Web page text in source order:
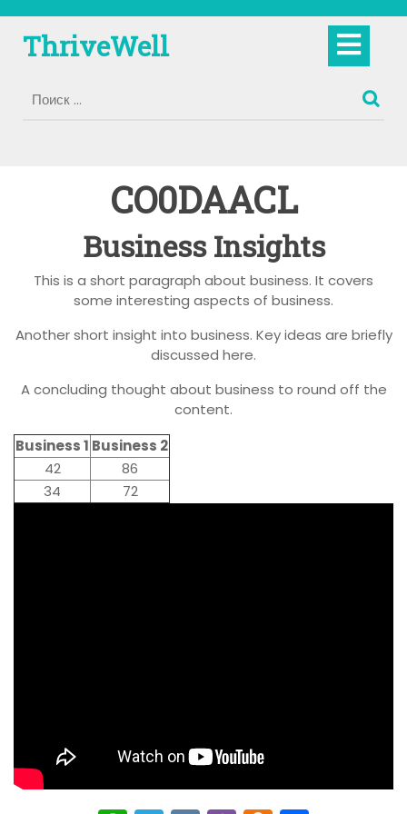
содержимому
ThriveWell
CO0DAACL
Business Insights
This is a short paragraph about business. It covers
some interesting aspects of business.
Another short insight into business. Key ideas are briefly
discussed here.
A concluding thought about business to round off the
content.
Business 1 Business 2
42
86
34
72